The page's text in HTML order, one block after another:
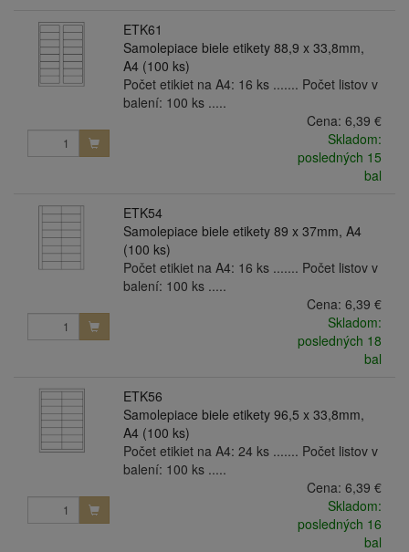
ETK61
Samolepiace biele etikety 88,9 x 33,8mm,
A4 (100 ks)
Počet etikiet na A4: 16 ks ....... Počet listov v
balení: 100 ks .....
Cena: 6,39 €
Skladom:
posledných 15
bal
ETK54
Samolepiace biele etikety 89 x 37mm, A4
(100 ks)
Počet etikiet na A4: 16 ks ....... Počet listov v
balení: 100 ks .....
Cena: 6,39 €
Skladom:
posledných 18
bal
ETK56
Samolepiace biele etikety 96,5 x 33,8mm,
A4 (100 ks)
Počet etikiet na A4: 24 ks ....... Počet listov v
balení: 100 ks .....
Cena: 6,39 €
Skladom:
posledných 16
bal